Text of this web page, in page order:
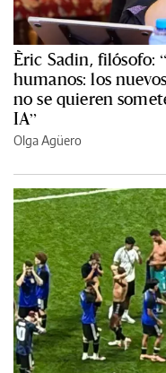
Èric Sadin, filósofo:
humanos: los
no se quieren
IA”
Olga Agüero